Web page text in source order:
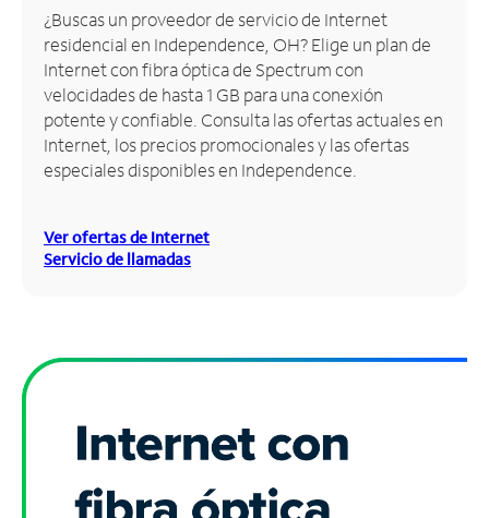
Inglés
Administrar
cuenta
Encuentra
una
tienda
¿Buscas un proveedor de servicio de Internet
residencial en Independence, OH? Elige un plan de
Internet con fibra óptica de Spectrum con
velocidades de hasta 1 GB para una conexión
potente y confiable. Consulta las ofertas actuales en
Internet, los precios promocionales y las ofertas
especiales disponibles en Independence.
Ver ofertas de Internet
Servicio de llamadas